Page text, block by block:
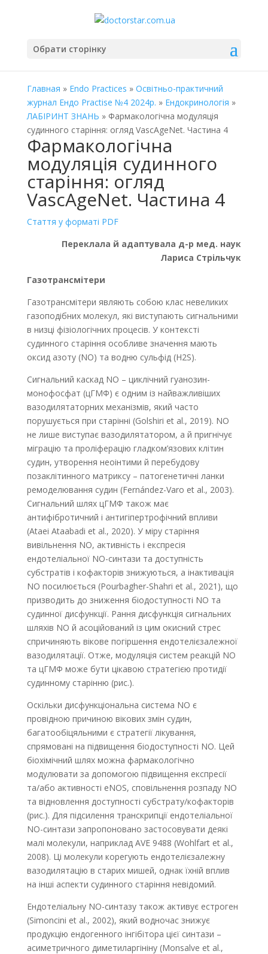
Обрати сторінку
Главная » Endo Practices » Освітньо-практичний
журнал Ендо Practise №4 2024р. » Ендокринологія »
ЛАБІРИНТ ЗНАНЬ » Фармакологічна модуляція
судинного старіння: огляд VascAgeNet. Частина 4
Фармакологічна
модуляція судинного
старіння: огляд
VascAgeNet. Частина 4
Стаття у форматі PDF
Переклала й адаптувала д-р мед. наук
Лариса Стрільчук
Газотрансмітери
Газотрансмітери являють собою клас невеликих
газоподібних молекул, які виступають сигнальними
в низці фізіологічних процесів. У контексті
судинного старіння особливе значення мають
оксид азоту (NO) та водню сульфід (H2S).
Сигнальний каскад NO – циклічний гуанозин­
монофосфат (цГМФ) є одним із найважливіших
вазодилятаторних механізмів, який часто
порушується при старінні (Golshiri et al., 2019). NO
не лише виступає вазодилятатором, а й пригнічує
міграцію та проліферацію гладком’язових клітин
судин, утворення неоінтими й перебудову
позаклітинного матриксу – патогенетичні ланки
ремоделювання судин (Fernández-Varo et al., 2003).
Сигнальний шлях цГМФ також має
антифібротичний і антигіпертрофічний впливи
(Ataei Ataabadi et al., 2020). У міру старіння
вивільнення NO, активність і експресія
ендотеліальної NO-синтази та доступність
субстратів і кофакторів знижуються, а інактивація
NO посилюється (Pourbagher-Shahri et al., 2021), що
призводить до зниження біодоступності NO та
судинної дисфункції. Рання дисфункція сигнальних
шляхів NO й асоційований із цим окисний стрес
спричиняють вікове погіршення ендотелієзалежної
вазодилятації. Отже, модуляція систем реакцій NO
та цГМФ може бути цікавою стратегією протидії
судинному старінню (рис.).
Оскільки дисфункціональна система NO є
провідною причиною вікових змін судин,
багатообіцяльними є стратегії лікування,
спрямовані на підвищення біодоступності NO. Цей
біохімічний шлях можна фармакологічно
модулювати за допомогою підвищення експресії
та/або активності eNOS, сповільнення розпаду NO
та відновлення доступності субстрату/кофакторів
(рис.). Для підсилення транс­крипції ендотеліальної
NO-синтази запропоновано застосовувати деякі
малі молекули, наприклад AVE 9488 (Wohlfart et al.,
2008). Ці молекули корегують ендотелієзалежну
вазодилятацію в старих мишей, однак їхній вплив
на інші аспекти судинного старіння невідомий.
Ендотеліальну NO-синтазу також активує естроген
(Simoncini et al., 2002), який водночас знижує
продукцію ендогенного інгібітора цієї синтази –
асиметричного диметиларгініну (Monsalve et al.,